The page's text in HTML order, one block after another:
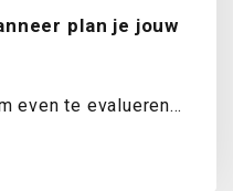
plan je jouw
even te evalueren.